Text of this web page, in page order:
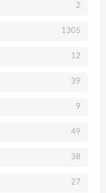
2
1305
12
39
9
49
38
27